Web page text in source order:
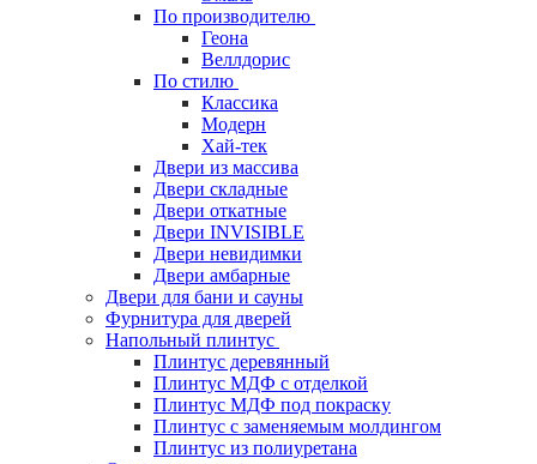
По производителю
Геона
Веллдорис
По стилю
Классика
Модерн
Хай-тек
Двери из массива
Двери складные
Двери откатные
Двери INVISIBLE
Двери невидимки
Двери амбарные
Двери для бани и сауны
Фурнитура для дверей
Напольный плинтус
Плинтус деревянный
Плинтус МДФ с отделкой
Плинтус МДФ под покраску
Плинтус с заменяемым молдингом
Плинтус из полиуретана